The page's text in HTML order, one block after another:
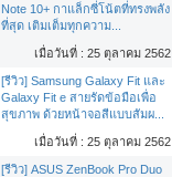
Note 10+ กาแล็กซี่โน้ตที่ทรงพลัง
ที่สุด เติมเต็มทุกความ...
เมื่อวันที่ : 25 ตุลาคม 2562
[รีวิว] Samsung Galaxy Fit และ
Galaxy Fit e สายรัดข้อมือเพื่อ
สุขภาพ ด้วยหน้าจอสีแบบสัมผ...
เมื่อวันที่ : 25 ตุลาคม 2562
[รีวิว] ASUS ZenBook Pro Duo